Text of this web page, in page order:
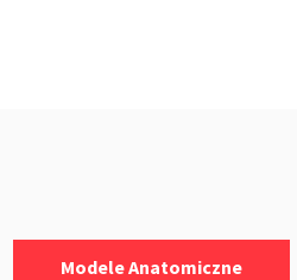
Modele Anatomiczne